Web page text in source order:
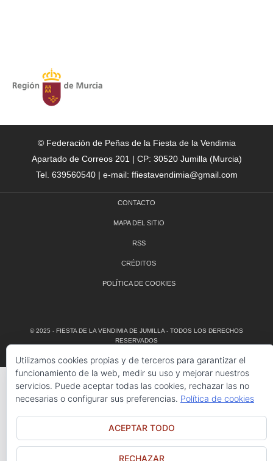
© Federación de Peñas de la Fiesta de la Vendimia
Apartado de Correos 201 | CP: 30520 Jumilla (Murcia)
Tel. 639560540 | e-mail: ffiestavendimia@gmail.com
CONTACTO
MAPA DEL SITIO
RSS
CRÉDITOS
POLÍTICA DE COOKIES
© 2025 - FIESTA DE LA VENDIMIA DE JUMILLA - TODOS LOS DERECHOS
RESERVADOS
Utilizamos cookies propias y de terceros para garantizar el
funcionamiento de la web, medir su uso y mejorar nuestros
servicios. Puede aceptar todas las cookies, rechazar las no
necesarias o configurar sus preferencias. Política de cookies
ACEPTAR TODO
RECHAZAR